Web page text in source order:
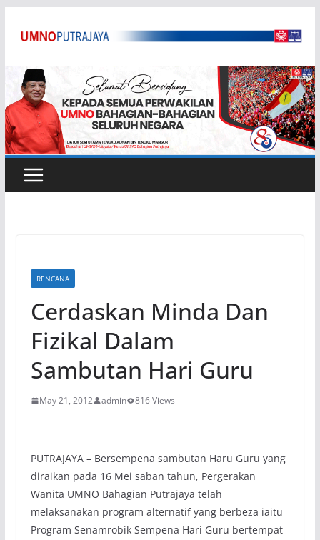
RENCANA
Cerdaskan Minda Dan
Fizikal Dalam
Sambutan Hari Guru
May 21, 2012 admin 816 Views
PUTRAJAYA – Bersempena sambutan Haru Guru yang
diraikan pada 16 Mei saban tahun, Pergerakan
Wanita UMNO Bahagian Putrajaya telah
melaksanakan program alternatif yang berbeza iaitu
Program Senamrobik Sempena Hari Guru bertempat